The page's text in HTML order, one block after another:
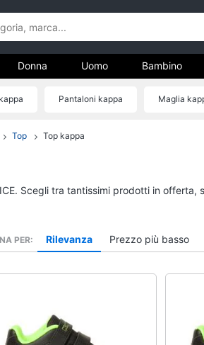
Abbigliamento
Donna
Vedi tutti Vedi tutti
Sigaretta elettronica
Borse
Donna Uomo Bambino
Pantaloni kappa Maglia
Top Top kappa
Scegli tra tantissimi prodotti in
PER Rilevanza Prezzo più basso